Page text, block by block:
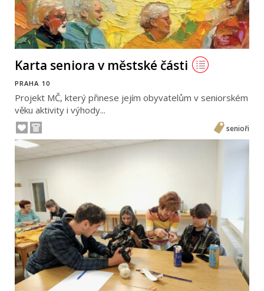
Karta seniora v městské části
PRAHA 10
Projekt MČ, který přinese jejím obyvatelům v seniorském
věku aktivity i výhody...
senioři